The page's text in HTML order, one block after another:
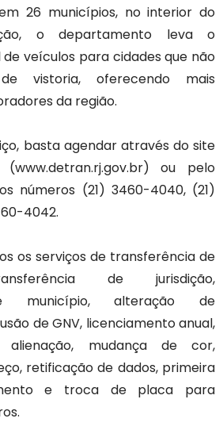
26 municípios, no interior do
o departamento leva o
veículos para cidades que não
vistoria, oferecendo mais
da região.
basta agendar através do site
ou pelo
números (21) 3460-4040, (21)
4042.
os serviços de transferência de
de jurisdição,
município, alteração de
de GNV, licenciamento anual,
alienação, mudança de cor,
retificação de dados, primeira
e troca de placa para